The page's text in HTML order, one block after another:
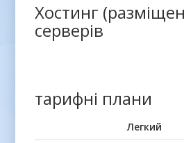
Хостинг
серверів
тарифні плани
Легкий